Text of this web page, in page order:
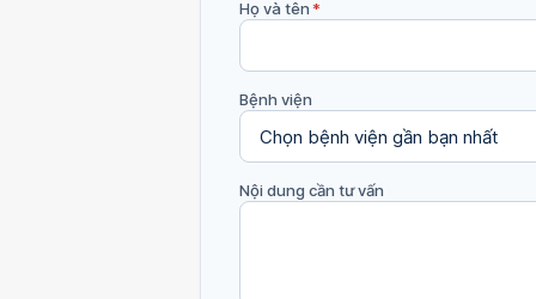
Họ và tên*
Bệnh viện
Nội dung cần tư vấn